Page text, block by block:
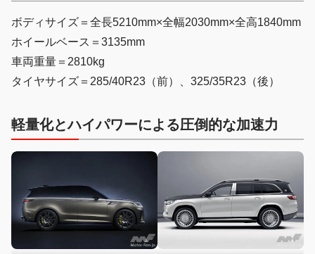
ボディサイズ＝全長5210mm×全幅2030mm×全高1840mm
ホイールベース＝3135mm
車両重量＝2810kg
タイヤサイズ＝285/40R23（前）、325/35R23（後）
軽量化とハイパワーによる圧倒的な加速力